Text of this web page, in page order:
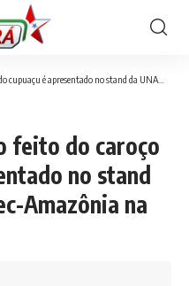
no stand da UNAMAZ e BioTec-Amazônia na COP30
feito do caroço
no stand
Amazônia na